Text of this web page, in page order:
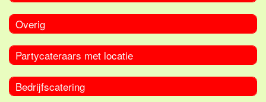
Overig
Partycateraars met locatie
Bedrijfscatering